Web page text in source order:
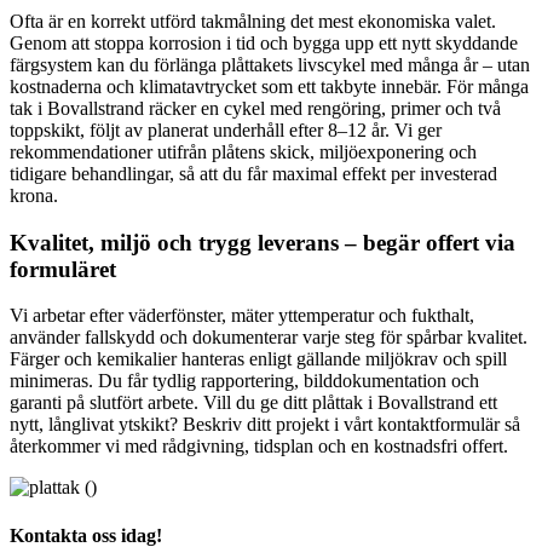
Ofta är en korrekt utförd takmålning det mest ekonomiska valet.
Genom att stoppa korrosion i tid och bygga upp ett nytt skyddande
färgsystem kan du förlänga plåttakets livscykel med många år – utan
kostnaderna och klimatavtrycket som ett takbyte innebär. För många
tak i Bovallstrand räcker en cykel med rengöring, primer och två
toppskikt, följt av planerat underhåll efter 8–12 år. Vi ger
rekommendationer utifrån plåtens skick, miljöexponering och
tidigare behandlingar, så att du får maximal effekt per investerad
krona.
Kvalitet, miljö och trygg leverans – begär offert via
formuläret
Vi arbetar efter väderfönster, mäter yttemperatur och fukthalt,
använder fallskydd och dokumenterar varje steg för spårbar kvalitet.
Färger och kemikalier hanteras enligt gällande miljökrav och spill
minimeras. Du får tydlig rapportering, bilddokumentation och
garanti på slutfört arbete. Vill du ge ditt plåttak i Bovallstrand ett
nytt, långlivat ytskikt? Beskriv ditt projekt i vårt kontaktformulär så
återkommer vi med rådgivning, tidsplan och en kostnadsfri offert.
Kontakta oss idag!